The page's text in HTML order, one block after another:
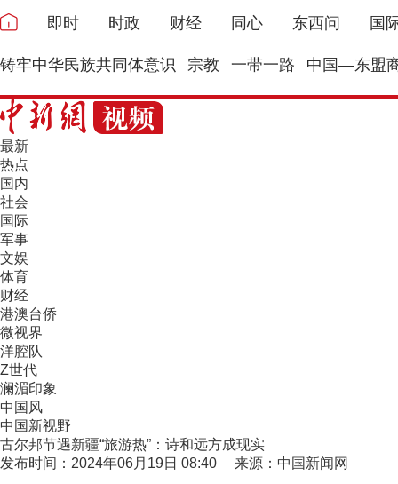
即时 时政 财经 同心 东西问 国
铸牢中华民族共同体意识 宗教 一带一路 中国—东盟
最新
热点
国内
社会
国际
军事
文娱
体育
财经
港澳台侨
微视界
洋腔队
Z世代
澜湄印象
中国风
中国新视野
古尔邦节遇新疆“旅游热”：诗和远方成现实
发布时间：2024年06月19日 08:40 来源：中国新闻网